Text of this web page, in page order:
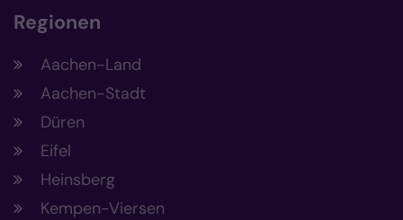
Regionen
Aachen-Land
Aachen-Stadt
Düren
Eifel
Heinsberg
Kempen-Viersen